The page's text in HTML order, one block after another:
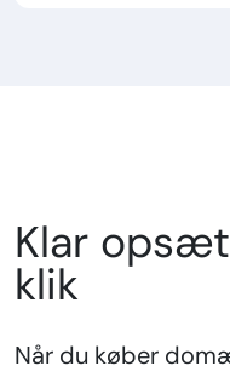
Klar
klik
Når du køber